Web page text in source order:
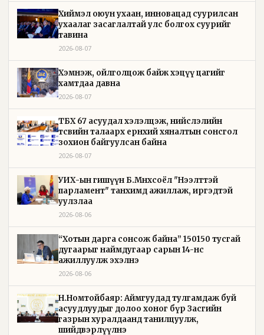
Хиймэл оюун ухаан, инновацад суурилсан
ухаалаг засаглалтай улс болгох суурийг
тавина
2026-08-07
Хэмнэж, ойлголцож байж хэцүү цагийг
хамтдаа давна
2026-08-07
ТБХ 67 асуудал хэлэлцэж, нийслэлийн
төсвийн талаарх ерөнхий хяналтын сонсгол
зохион байгуулсан байна
2026-08-07
УИХ-ын гишүүн Б.Мөнхсоёл "Нээлттэй
парламент" танхимд ажиллаж, иргэдтэй
уулзлаа
2026-08-06
“Хотын дарга сонсож байна” 150150 тусгай
дугаарыг наймдугаар сарын 14-нөөс
ажиллуулж эхэлнэ
2026-08-06
Н.Номтойбаяр: Аймгуудад тулгамдаж буй
асуудлуудыг долоо хоног бүр Засгийн
газрын хуралдаанд танилцуулж,
шийдвэрлүүлнэ